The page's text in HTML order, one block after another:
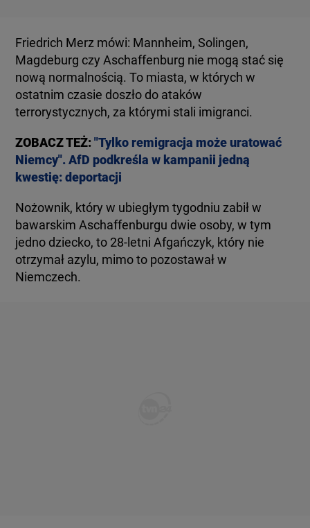
Friedrich Merz mówi: Mannheim, Solingen,
Magdeburg czy Aschaffenburg nie mogą stać się
nową normalnością. To miasta, w których w
ostatnim czasie doszło do ataków
terrorystycznych, za którymi stali imigranci.
ZOBACZ TEŻ:"Tylko remigracja może uratować
Niemcy". AfD podkreśla w kampanii jedną
kwestię: deportacji
Nożownik, który w ubiegłym tygodniu zabił w
bawarskim Aschaffenburgu dwie osoby, w tym
jedno dziecko, to 28-letni Afgańczyk, który nie
otrzymał azylu, mimo to pozostawał w
Niemczech.